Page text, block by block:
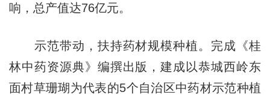
响，总产值达76亿元。
示范带动，扶持药材规模种植。完成《桂
林中药资源典》编撰出版，建成以恭城西岭东
面村草珊瑚为代表的5个自治区中药材示范种植